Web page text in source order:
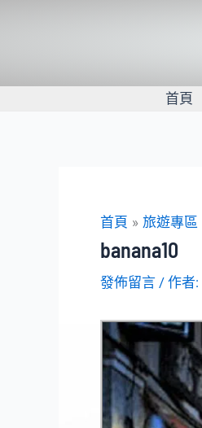
首頁
首頁 旅遊專區
banana10
發佈留言 / 作者: